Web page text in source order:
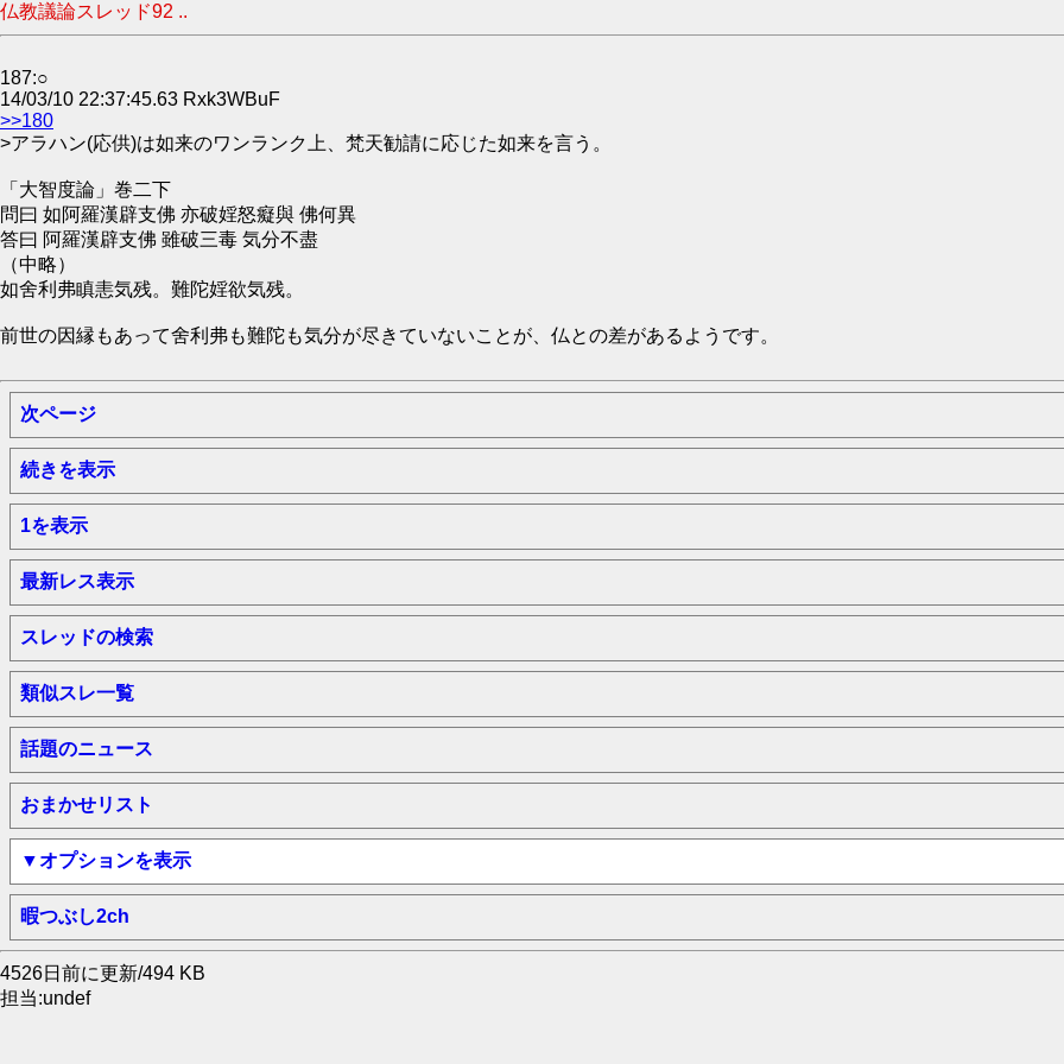
仏教議論スレッド92 ..
187:○
14/03/10 22:37:45.63 Rxk3WBuF
>>180
>アラハン(応供)は如来のワンランク上、梵天勧請に応じた如来を言う。
「大智度論」巻二下
問曰 如阿羅漢辟支佛 亦破婬怒癡與 佛何異
答曰 阿羅漢辟支佛 雖破三毒 気分不盡
（中略）
如舍利弗瞋恚気残。難陀婬欲気残。
前世の因縁もあって舍利弗も難陀も気分が尽きていないことが、仏との差があるようです。
次ページ
続きを表示
1を表示
最新レス表示
スレッドの検索
類似スレ一覧
話題のニュース
おまかせリスト
▼オプションを表示
暇つぶし2ch
4526日前に更新/494 KB
担当:undef